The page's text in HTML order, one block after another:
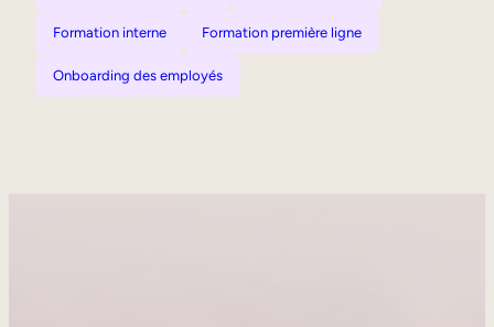
Formation interne Formation première ligne
Onboarding des employés